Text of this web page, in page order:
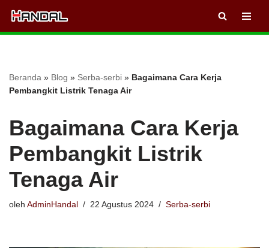
Lompat
Beranda » Blog » Serba-serbi » Bagaimana Cara Kerja
Pembangkit Listrik Tenaga Air
Bagaimana Cara Kerja
Pembangkit Listrik
Tenaga Air
oleh AdminHandal 22 Agustus 2024 Serba-serbi